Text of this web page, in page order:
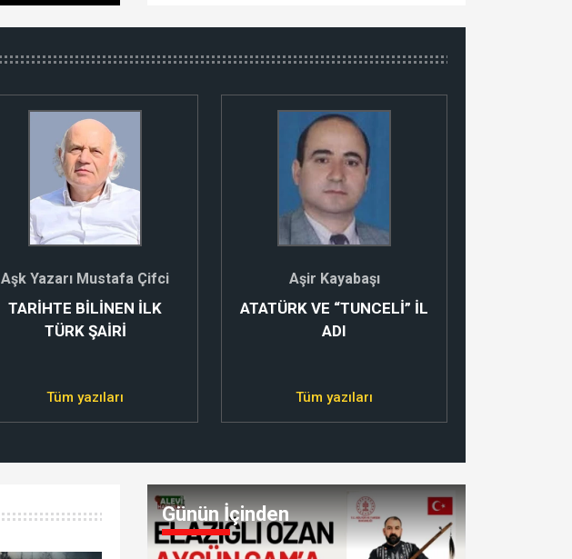
Aşk Yazarı Mustafa Çifci
TARİHTE BİLİNEN İLK
TÜRK ŞAİRİ
Tüm yazıları
Aşir Kayabaşı
ATATÜRK VE “TUNCELİ” İL
ADI
Tüm yazıları
Günün İçinden